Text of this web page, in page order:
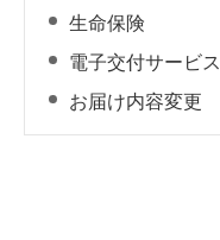
生命保険
電子交付サービス
お届け内容変更